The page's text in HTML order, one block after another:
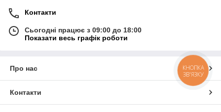
Контакти
Сьогодні працює з 09:00 до 18:00
Показати весь графік роботи
Про нас
Контакти
КНОПКА
ЗВ'ЯЗКУ